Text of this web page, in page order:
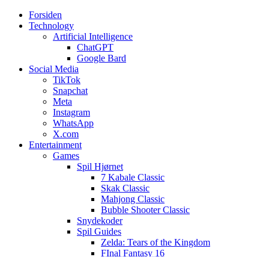
Web3zero.dk
Web3zero.dk
Forsiden
Technology
Artificial Intelligence
ChatGPT
Google Bard
Social Media
TikTok
Snapchat
Meta
Instagram
WhatsApp
X.com
Entertainment
Games
Spil Hjørnet
7 Kabale Classic
Skak Classic
Mahjong Classic
Bubble Shooter Classic
Snydekoder
Spil Guides
Zelda: Tears of the Kingdom
FInal Fantasy 16